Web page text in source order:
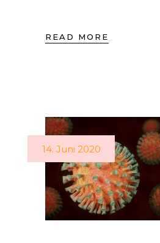
READ MORE
14. Juni 2020